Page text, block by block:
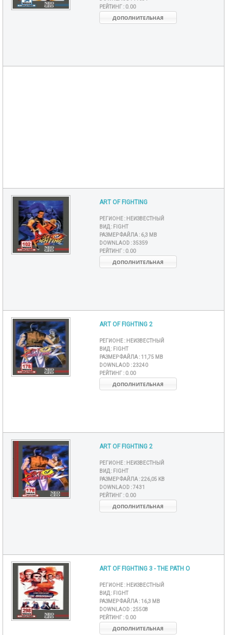
РЕЙТИНГ : 0.00
ДОПОЛНИТЕЛЬНАЯ
ART OF FIGHTING
РЕГИОНЕ : НЕИЗВЕСТНЫЙ
ВИД : FIGHT
РАЗМЕР ФАЙЛА : 6,3 MB
DOWNLAOD :35359
РЕЙТИНГ : 0.00
ДОПОЛНИТЕЛЬНАЯ
ART OF FIGHTING 2
РЕГИОНЕ : НЕИЗВЕСТНЫЙ
ВИД : FIGHT
РАЗМЕР ФАЙЛА : 11,75 MB
DOWNLAOD :23240
РЕЙТИНГ : 0.00
ДОПОЛНИТЕЛЬНАЯ
ART OF FIGHTING 2
РЕГИОНЕ : НЕИЗВЕСТНЫЙ
ВИД : FIGHT
РАЗМЕР ФАЙЛА :226,05 KB
DOWNLAOD :7431
РЕЙТИНГ : 0.00
ДОПОЛНИТЕЛЬНАЯ
ART OF FIGHTING 3 - THE PATH O
РЕГИОНЕ : НЕИЗВЕСТНЫЙ
ВИД : FIGHT
РАЗМЕР ФАЙЛА : 16,3 MB
DOWNLAOD :25508
РЕЙТИНГ : 0.00
ДОПОЛНИТЕЛЬНАЯ